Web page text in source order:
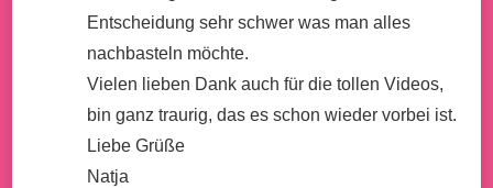
Entscheidung sehr schwer was man alles
nachbasteln möchte.
Vielen lieben Dank auch für die tollen Videos,
bin ganz traurig, das es schon wieder vorbei ist.
Liebe Grüße
Natja